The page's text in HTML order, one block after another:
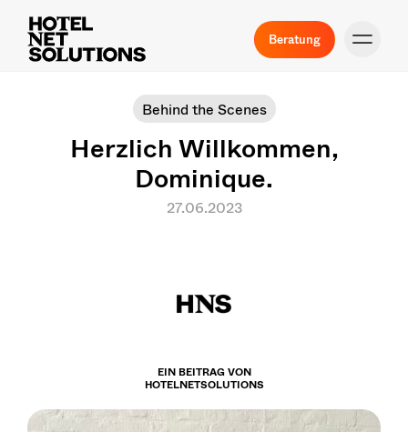
Beratung
Behind the Scenes
Herzlich Willkommen,
Dominique.
27.06.2023
EIN BEITRAG VON
HOTELNETSOLUTIONS